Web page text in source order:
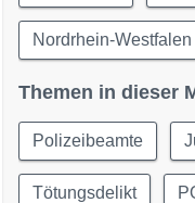
Nordrhein-Westfalen
Themen in dieser
Polizeibeamte
Tötungsdelikt